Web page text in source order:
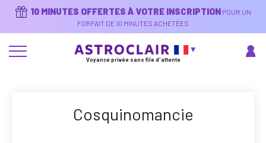
10 MINUTES OFFERTES À VOTRE INSCRIPTION POUR UN
FORFAIT DE 10 MINUTES ACHETÉES
Voyance privée sans file d'attente
Cosquinomancie